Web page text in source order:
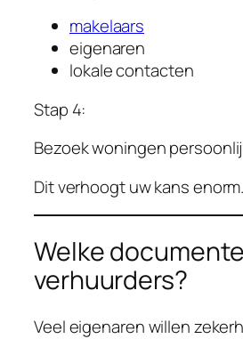
makelaars
eigenaren
lokale contacten
Stap 4:
Bezoek woningen
Dit verhoogt uw kans enorm.
Welke
verhuurders?
Veel eigenaren willen